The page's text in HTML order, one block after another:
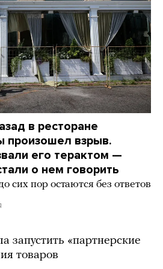
в ресторане
произошел взрыв.
его терактом —
о нем говорить
сих пор остаются без ответов
запустить «партнерские
товаров